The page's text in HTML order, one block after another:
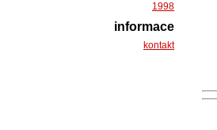
1998
informace
kontakt